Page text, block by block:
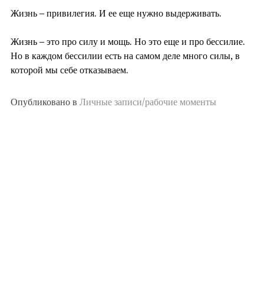
Жизнь – привилегия. И ее еще нужно выдерживать.
Жизнь – это про силу и мощь. Но это еще и про бессилие.
Но в каждом бессилии есть на самом деле много силы, в
которой мы себе отказываем.
Опубликовано в Личные записи/рабочие моменты